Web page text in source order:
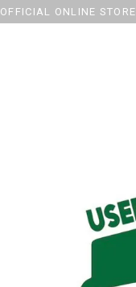
OFFICIAL ONLINE STORE